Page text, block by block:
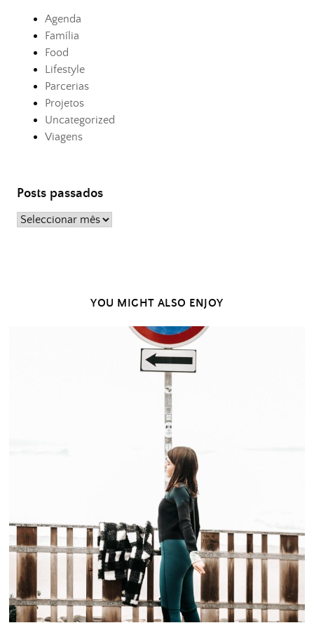
Agenda
Família
Food
Lifestyle
Parcerias
Projetos
Uncategorized
Viagens
Posts passados
Posts
YOU MIGHT ALSO ENJOY